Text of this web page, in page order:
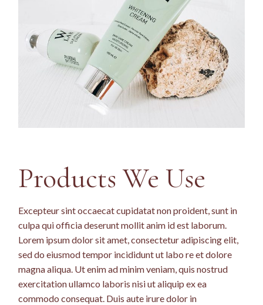
Products We Use
Excepteur sint occaecat cupidatat non proident, sunt in
culpa qui officia deserunt mollit anim id est laborum.
Lorem ipsum dolor sit amet, consectetur adipiscing elit,
sed do eiusmod tempor incididunt ut labo re et dolore
magna aliqua. Ut enim ad minim veniam, quis nostrud
exercitation ullamco laboris nisi ut aliquip ex ea
commodo consequat. Duis aute irure dolor in